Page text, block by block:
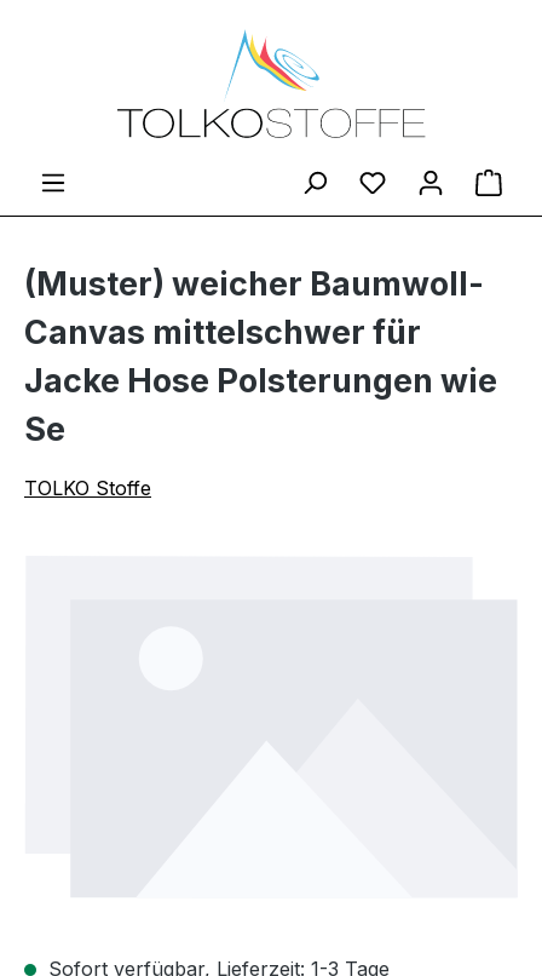
Zum Hauptinhalt springen
Du hast 0
(Muster) weicher Baumwoll-
Canvas mittelschwer für
Jacke Hose Polsterungen wie
Se
TOLKO Stoffe
Sofort verfügbar, Lieferzeit: 1-3 Tage